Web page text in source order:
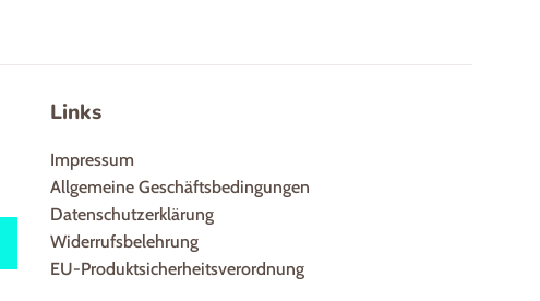
Links
Impressum
Allgemeine Geschäftsbedingungen
Datenschutzerklärung
Widerrufsbelehrung
EU-Produktsicherheitsverordnung